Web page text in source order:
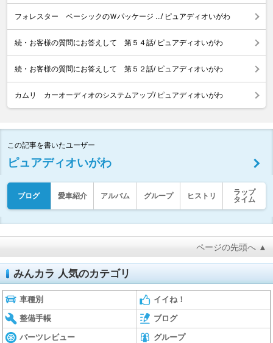
フォレスター ベーシックのＷパッケージ .../ ピュアディオいがわ
続・お客様の質問にお答えして 第５４話/ ピュアディオいがわ
続・お客様の質問にお答えして 第５２話/ ピュアディオいがわ
カムリ カーオーディオのシステムアップ/ ピュアディオいがわ
この記事を書いたユーザー
ピュアディオいがわ
ブログ 愛車紹介 アルバム グループ ヒストリ
ラップ
タイム
ページの先頭へ ▲
みんカラ 人気のカテゴリ
車種別 イイね！
整備手帳 ブログ
パーツレビュー グループ